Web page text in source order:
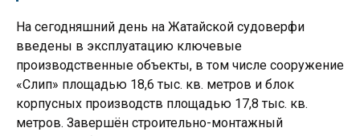
На сегодняшний день на Жатайской судоверфи
введены в эксплуатацию ключевые
производственные объекты, в том числе сооружение
«Слип» площадью 18,6 тыс. кв. метров и блок
корпусных производств площадью 17,8 тыс. кв.
метров. Завершён строительно-монтажный